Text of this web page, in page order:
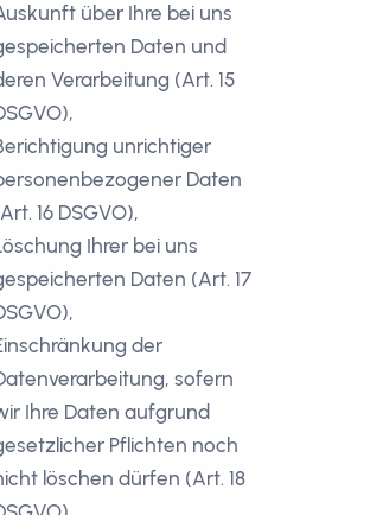
über Ihre bei uns
Daten und
Verarbeitung (Art. 15
unrichtiger
Daten
16 DSGVO),
Ihrer bei uns
Daten (Art. 17
der
sofern
Ihre Daten aufgrund
Pflichten noch
löschen dürfen (Art. 18